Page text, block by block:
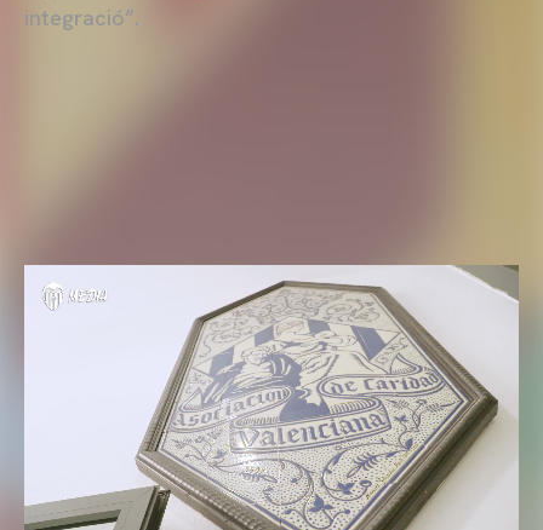
integració”.